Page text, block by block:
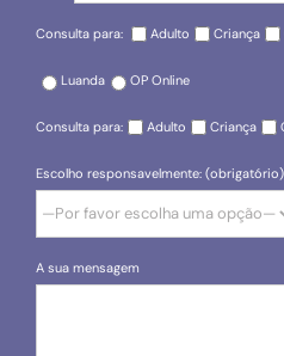
Consulta para: Adulto Criança
Luanda OP Online
Consulta para: Adulto Criança
Escolho responsavelmente: (obrigatório)
A sua mensagem